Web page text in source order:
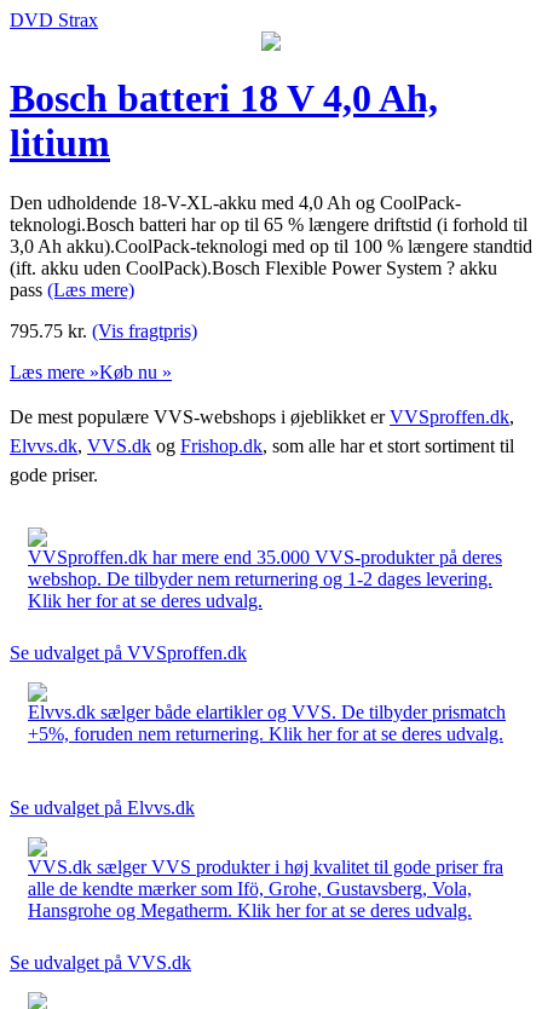
DVD Strax
Bosch batteri 18 V 4,0 Ah,
litium
Den udholdende 18-V-XL-akku med 4,0 Ah og CoolPack-
teknologi.Bosch batteri har op til 65 % længere driftstid (i forhold til
3,0 Ah akku).CoolPack-teknologi med op til 100 % længere standtid
(ift. akku uden CoolPack).Bosch Flexible Power System ? akku
pass (Læs mere)
795.75 kr. (Vis fragtpris)
Læs mere »Køb nu »
De mest populære VVS-webshops i øjeblikket erVVSproffen.dk,
Elvvs.dk, VVS.dk og Frishop.dk, som alle har et stort sortiment til
gode priser.
VVSproffen.dk har mere end 35.000 VVS-produkter på deres
webshop. De tilbyder nem returnering og 1-2 dages levering.
Klik her for at se deres udvalg.
Se udvalget på VVSproffen.dk
Elvvs.dk sælger både elartikler og VVS. De tilbyder prismatch
+5%, foruden nem returnering. Klik her for at se deres udvalg.
Se udvalget på Elvvs.dk
VVS.dk sælger VVS produkter i høj kvalitet til gode priser fra
alle de kendte mærker som Ifö, Grohe, Gustavsberg, Vola,
Hansgrohe og Megatherm. Klik her for at se deres udvalg.
Se udvalget på VVS.dk